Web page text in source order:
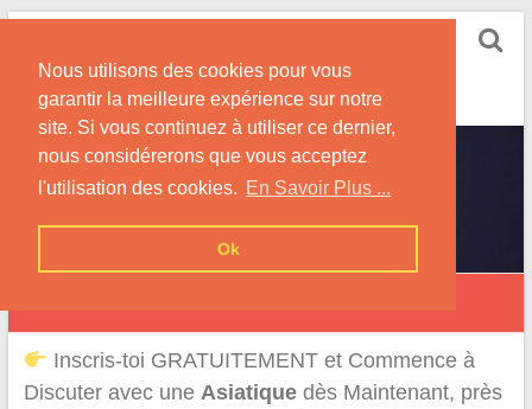
Nous utilisons des cookies pour vous
garantir la meilleure expérience sur notre
site. Si vous continuez à utiliser ce dernier,
nous considérerons que vous acceptez
l'utilisation des cookies. En Savoir Plus ...
Ok
Skip
content
Conseils pour la Rencontre d'une Femme
Originaire d'Asie !
Inscris-toi GRATUITEMENT et Commence à
Discuter avec une Asiatiquedès Maintenant, près